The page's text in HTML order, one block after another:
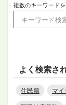
複数のキーワード
よく検索さ
住民票 マ